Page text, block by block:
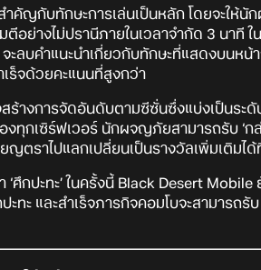
ำคัญกับทักษะการเล่นเป็นหลัก โดยจะให้
อย่างไม่ปรานีภายในเวลาจำกัด 3 นาที ใ
จะลบคำแนะนำเกี่ยวกับทักษะที่แสดงบนห
เร็จด้วยคะแนนที่สูงกว่า
างการจัดอันดับตามซีซั่นซึ่งแบ่งเป็นระดับ
ทุกเซิร์ฟเวอร์ นักผจญภัยสามารถรับ ‘กล่
ญตราไปแลกเปลี่ยนเป็นรางวัลเพิ่มเติมไ
‘ศึกปะทะ’ ในครั้งนี้ Black Desert
ะ และสำเร็จภารกิจคอมโบจะสามารถ